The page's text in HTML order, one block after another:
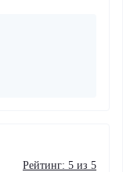
Рейтинг: 5 из 5